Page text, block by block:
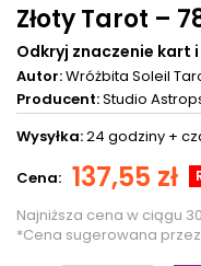
Złoty Tarot –
Odkryj znaczenie kart
Autor:Wróżbita Soleil
Producent:Studio
Wysyłka:24 godziny +
Cena: 137,55 zł
Najniższa cena w ciągu
*Cena sugerowana